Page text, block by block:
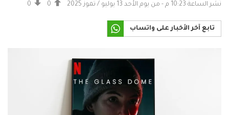
نُشر الساعة 10:23 م - من يوم الأحد 13 يوليو / تموز 2025 0
0
تابع آخر الأخبار على واتساب